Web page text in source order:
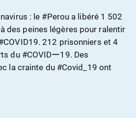
: le #Perou a libéré 1 502
des peines légères pour ralentir
212 prisonniers et 4
du #COVIDー19. Des
la crainte du #Covid_19 ont